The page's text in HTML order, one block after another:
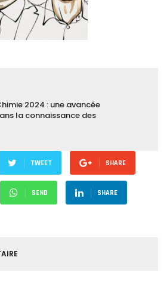
2024 : une avancée
la connaissance des
TWEET SHARE
SEND SHARE